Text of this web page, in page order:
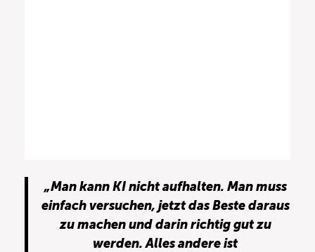
„Man kann KI nicht aufhalten. Man muss
einfach versuchen, jetzt das Beste daraus
zu machen und darin richtig gut zu
werden. Alles andere ist